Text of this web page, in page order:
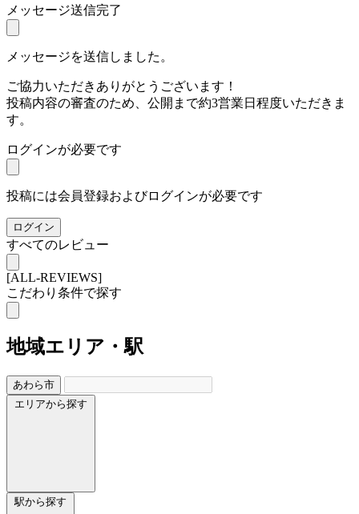
メッセージ送信完了
メッセージを送信しました。
ご協力いただきありがとうございます！
投稿内容の審査のため、公開まで約3営業日程度いただきま
す。
ログインが必要です
投稿には会員登録およびログインが必要です
ログイン
すべてのレビュー
[ALL-REVIEWS]
こだわり条件で探す
地域エリア・駅
あわら市
エリアから探す
駅から探す